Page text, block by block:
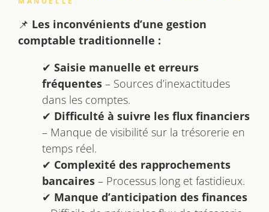
📌 Les inconvénients d’une gestion
comptable traditionnelle :
✔ Saisie manuelle et erreurs
fréquentes – Sources d’inexactitudes
dans les comptes.
✔ Difficulté à suivre les flux financiers
– Manque de visibilité sur la trésorerie en
temps réel.
✔ Complexité des rapprochements
bancaires – Processus long et fastidieux.
✔ Manque d’anticipation des finances